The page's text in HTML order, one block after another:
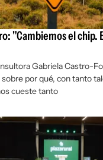
"Cambiemos el chip.
Gabriela Castro-
sobre por qué, con tanto
cueste tanto